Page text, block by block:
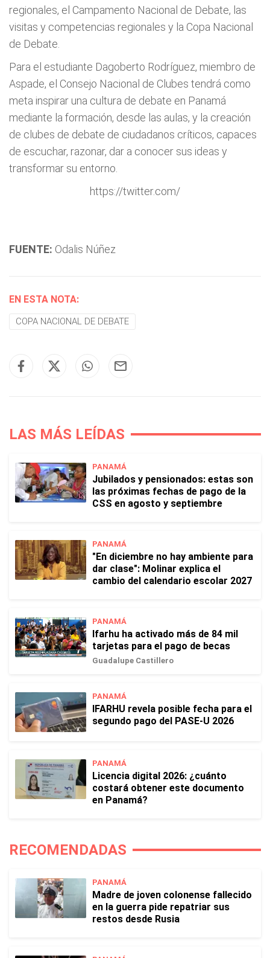
regionales, el Campamento Nacional de Debate, las
visitas y competencias regionales y la Copa Nacional
de Debate.
Para el estudiante Dagoberto Rodríguez, miembro de
Aspade, el Consejo Nacional de Clubes tendrá como
meta inspirar una cultura de debate en Panamá
mediante la formación, desde las aulas, y la creación
de clubes de debate de ciudadanos críticos, capaces
de escuchar, razonar, dar a conocer sus ideas y
transformar su entorno.
https://twitter.com/
FUENTE: Odalis Núñez
EN ESTA NOTA:
COPA NACIONAL DE DEBATE
LAS MÁS LEÍDAS
PANAMÁ
Jubilados y pensionados: estas son
las próximas fechas de pago de la
CSS en agosto y septiembre
PANAMÁ
"En diciembre no hay ambiente para
dar clase": Molinar explica el
cambio del calendario escolar 2027
PANAMÁ
Ifarhu ha activado más de 84 mil
tarjetas para el pago de becas
Guadalupe Castillero
PANAMÁ
IFARHU revela posible fecha para el
segundo pago del PASE-U 2026
PANAMÁ
Licencia digital 2026: ¿cuánto
costará obtener este documento
en Panamá?
RECOMENDADAS
PANAMÁ
Madre de joven colonense fallecido
en la guerra pide repatriar sus
restos desde Rusia